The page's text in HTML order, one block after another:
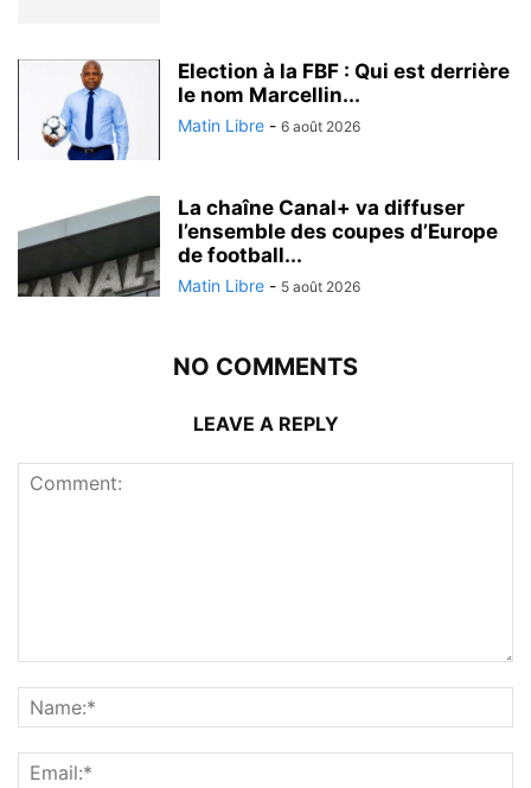
Election à la FBF : Qui est derrière
le nom Marcellin...
Matin Libre - 6 août 2026
La chaîne Canal+ va diffuser
l’ensemble des coupes d’Europe
de football...
Matin Libre - 5 août 2026
NO COMMENTS
LEAVE A REPLY